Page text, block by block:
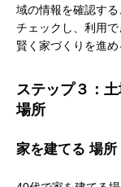
域の情報を確認す
チェックし、利用で
賢く家づくりを進め
ステップ３：
場所
家を建てる 場所